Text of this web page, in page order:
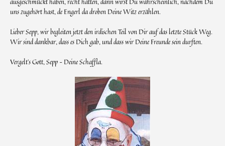
uns zugehört hast, de Engerl da droben Deine Witz erzählen.
Lieber Sepp, wir begleiten jetzt den irdischen Teil von Dir auf das letzte Stück Weg.
Wir sind dankbar, dass es Dich gab, und dass wir Deine Freunde sein durften.
Vergelt’s Gott, Sepp – Deine Schaffla.